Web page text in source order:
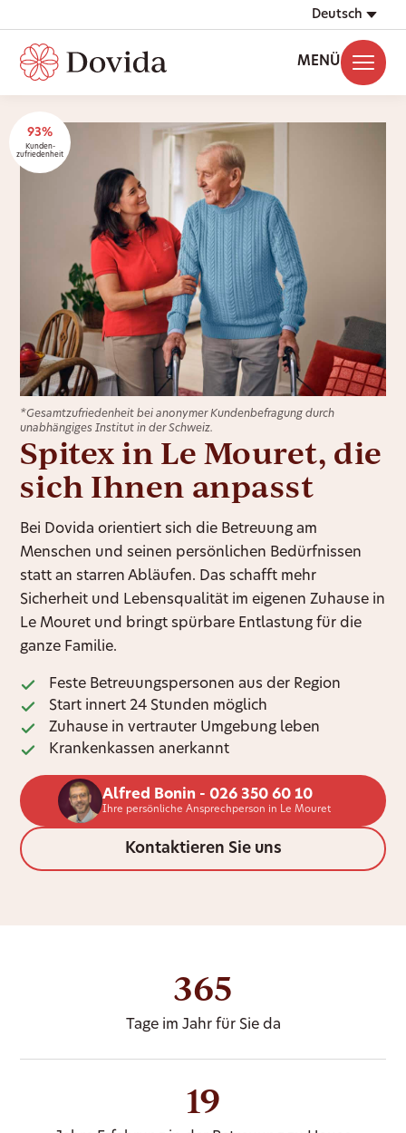
Deutsch
MENÜ
93%
Kunden-
zufriedenheit
*Gesamtzufriedenheit bei anonymer Kundenbefragung durch
unabhängiges Institut in der Schweiz.
Spitex in Le Mouret, die
sich Ihnen anpasst
Bei Dovida orientiert sich die Betreuung am
Menschen und seinen persönlichen Bedürfnissen
statt an starren Abläufen. Das schafft mehr
Sicherheit und Lebensqualität im eigenen Zuhause in
Le Mouret und bringt spürbare Entlastung für die
ganze Familie.
Feste Betreuungspersonen aus der Region
Start innert 24 Stunden möglich
Zuhause in vertrauter Umgebung leben
Krankenkassen anerkannt
Alfred Bonin - 026 350 60 10
Ihre persönliche Ansprechperson in Le Mouret
Kontaktieren Sie uns
365
Tage im Jahr für Sie da
19